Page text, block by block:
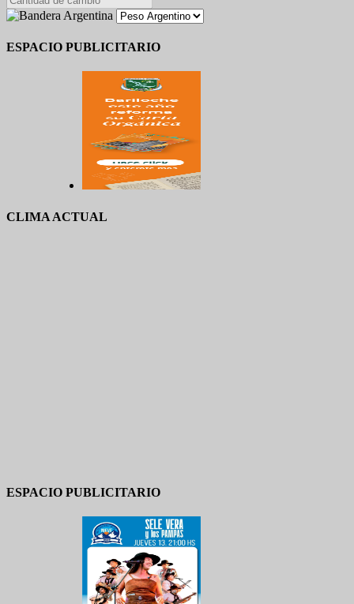
ESPACIO PUBLICITARIO
CLIMA ACTUAL
ESPACIO PUBLICITARIO